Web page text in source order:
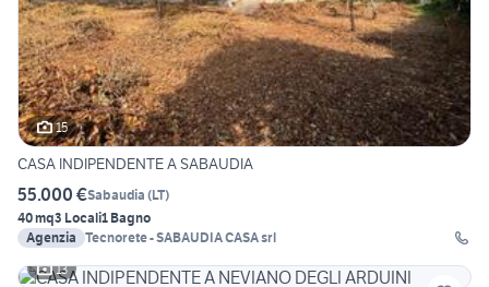
15
CASA INDIPENDENTE A SABAUDIA
55.000 €Sabaudia (LT)
40 mq3 Locali1 Bagno
Agenzia Tecnorete - SABAUDIA CASA srl
13